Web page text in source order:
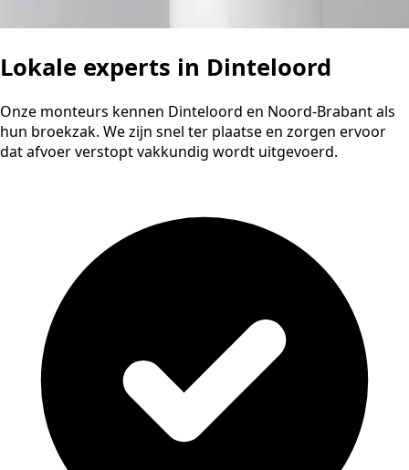
Lokale experts in Dinteloord
Onze monteurs kennen Dinteloord en Noord-Brabant als
hun broekzak. We zijn snel ter plaatse en zorgen ervoor
dat afvoer verstopt vakkundig wordt uitgevoerd.